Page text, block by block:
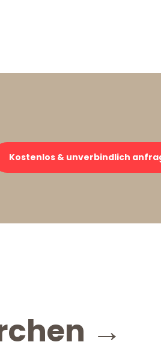
Kostenlos & unverbindlich
→